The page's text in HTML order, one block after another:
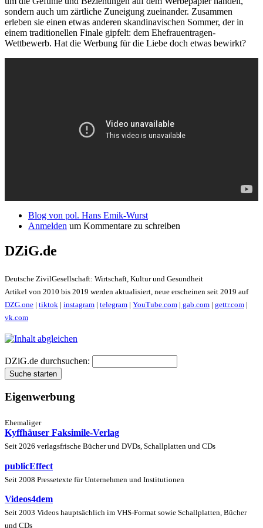
sondern auch um zärtliche Zuneigung zueinander. Zusammen
erleben sie einen etwas anderen skandinavischen Sommer, der in
einem traditionellen Finale gipfelt: dem Ehefrauentragen-
Wettbewerb. Hat die Werbung für die Liebe doch etwas bewirkt?
Blog von pol. Hans Emik-Wurst
Anmelden um Kommentare zu schreiben
DZiG.de
Deutsche ZivilGesellschaft: Wirtschaft, Kultur und Gesundheit
Artikel von 2010 bis 2019 werden aktualisiert, neue erscheinen seit 2019 auf
DZG.one | tiktok | instagram | telegram | YouTube.com | gab.com | gettr.com |
vk.com
DZiG.de durchsuchen:
Eigenwerbung
Ehemaliger
Kyffhäuser Faksimile-Verlag
Seit 2026 verlagsfrische Bücher und DVDs, Schallplatten und CDs
publicEffect
Seit 2008 Pressetexte für Unternehmen und Institutionen
Videos4dem
Seit 2003 Videos hauptsächlich im VHS-Format sowie Schallplatten, Bücher
und CDs